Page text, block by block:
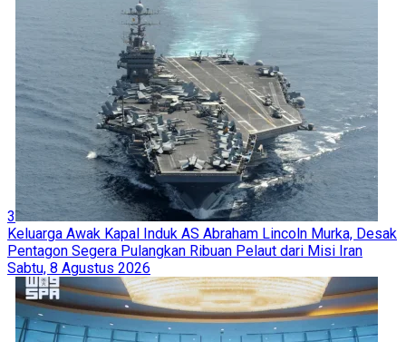
3
Keluarga Awak Kapal Induk AS Abraham Lincoln Murka, Desak
Pentagon Segera Pulangkan Ribuan Pelaut dari Misi Iran
Sabtu, 8 Agustus 2026